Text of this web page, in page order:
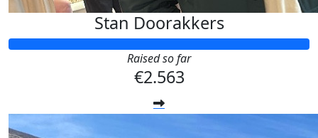
Stan Doorakkers
Raised so far
€2.563